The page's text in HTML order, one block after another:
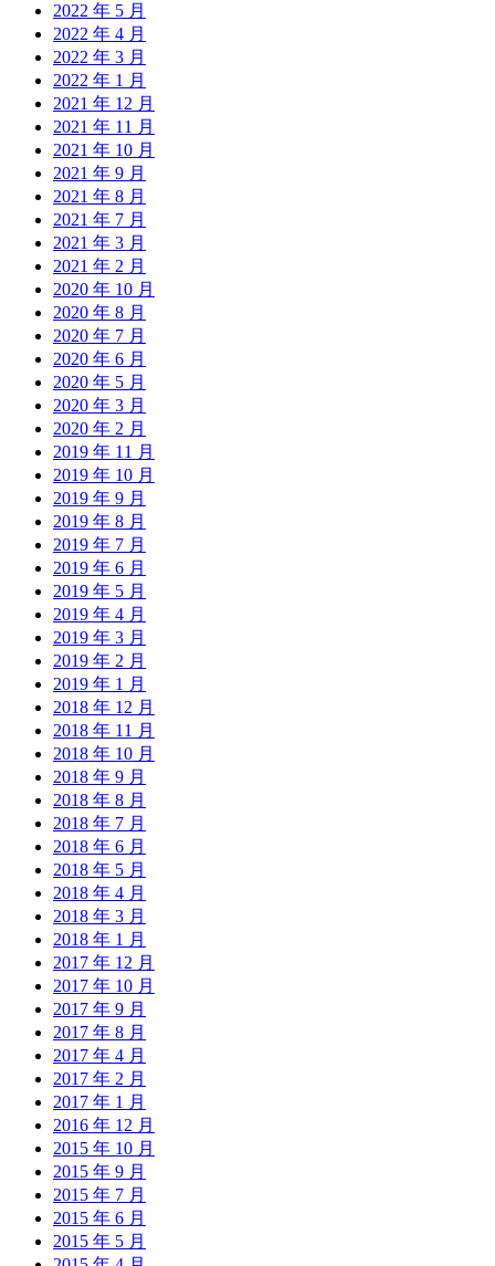
2022 年 5 月
2022 年 4 月
2022 年 3 月
2022 年 1 月
2021 年 12 月
2021 年 11 月
2021 年 10 月
2021 年 9 月
2021 年 8 月
2021 年 7 月
2021 年 3 月
2021 年 2 月
2020 年 10 月
2020 年 8 月
2020 年 7 月
2020 年 6 月
2020 年 5 月
2020 年 3 月
2020 年 2 月
2019 年 11 月
2019 年 10 月
2019 年 9 月
2019 年 8 月
2019 年 7 月
2019 年 6 月
2019 年 5 月
2019 年 4 月
2019 年 3 月
2019 年 2 月
2019 年 1 月
2018 年 12 月
2018 年 11 月
2018 年 10 月
2018 年 9 月
2018 年 8 月
2018 年 7 月
2018 年 6 月
2018 年 5 月
2018 年 4 月
2018 年 3 月
2018 年 1 月
2017 年 12 月
2017 年 10 月
2017 年 9 月
2017 年 8 月
2017 年 4 月
2017 年 2 月
2017 年 1 月
2016 年 12 月
2015 年 10 月
2015 年 9 月
2015 年 7 月
2015 年 6 月
2015 年 5 月